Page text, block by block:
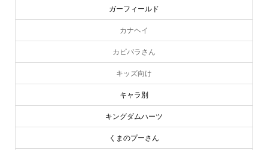
ガーフィールド
カナヘイ
カピバラさん
キッズ向け
キャラ別
キングダムハーツ
くまのプーさん